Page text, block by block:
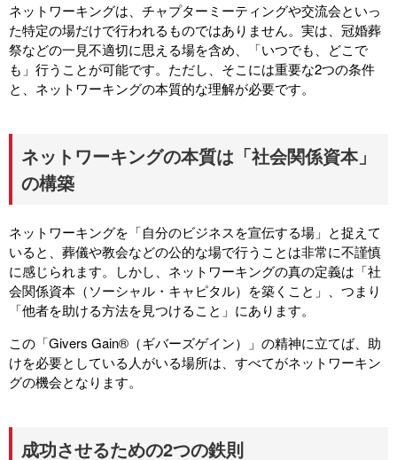
ネットワーキングは、チャプターミーティングや交流会といっ
た特定の場だけで行われるものではありません。実は、冠婚葬
祭などの一見不適切に思える場を含め、「いつでも、どこで
も」行うことが可能です。ただし、そこには重要な2つの条件
と、ネットワーキングの本質的な理解が必要です。
ネットワーキングの本質は「社会関係資本」
の構築
ネットワーキングを「自分のビジネスを宣伝する場」と捉えて
いると、葬儀や教会などの公的な場で行うことは非常に不謹慎
に感じられます。しかし、ネットワーキングの真の定義は「社
会関係資本（ソーシャル・キャピタル）を築くこと」、つまり
「他者を助ける方法を見つけること」にあります。
この「Givers Gain®（ギバーズゲイン）」の精神に立てば、助
けを必要としている人がいる場所は、すべてがネットワーキン
グの機会となります。
成功させるための2つの鉄則